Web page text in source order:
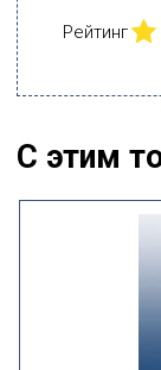
Рейтинг
С этим